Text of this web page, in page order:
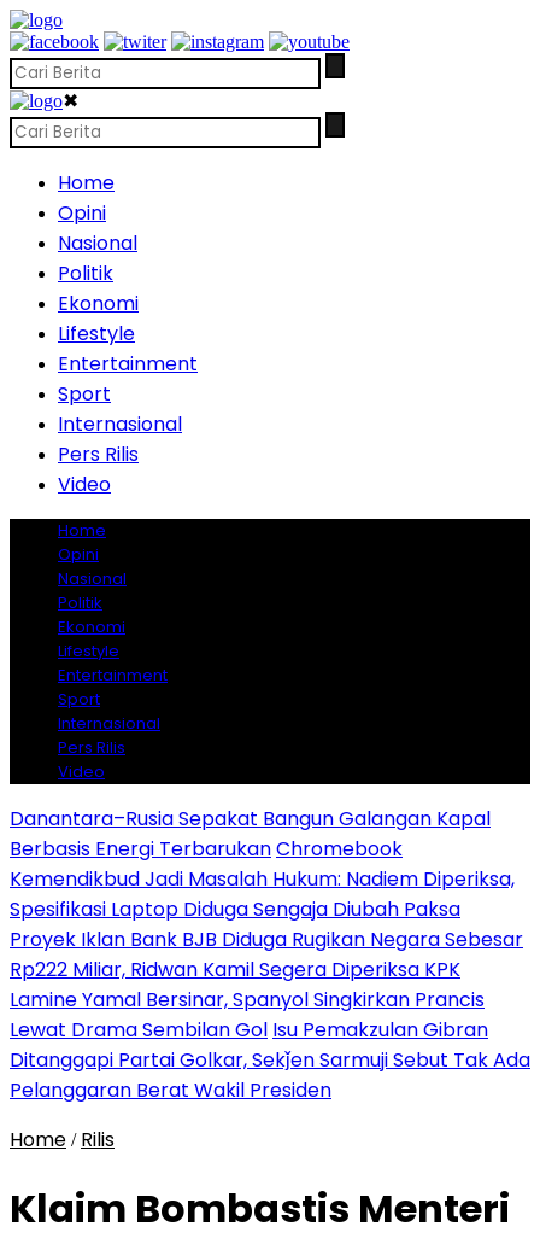
✖
Home
Opini
Nasional
Politik
Ekonomi
Lifestyle
Entertainment
Sport
Internasional
Pers Rilis
Video
Home
Opini
Nasional
Politik
Ekonomi
Lifestyle
Entertainment
Sport
Internasional
Pers Rilis
Video
Danantara–Rusia Sepakat Bangun Galangan Kapal
Berbasis Energi TerbarukanChromebook
Kemendikbud Jadi Masalah Hukum: Nadiem Diperiksa,
Spesifikasi Laptop Diduga Sengaja Diubah Paksa
Proyek Iklan Bank BJB Diduga Rugikan Negara Sebesar
Rp222 Miliar, Ridwan Kamil Segera Diperiksa KPK
Lamine Yamal Bersinar, Spanyol Singkirkan Prancis
Lewat Drama Sembilan Gol Isu Pemakzulan Gibran
Ditanggapi Partai Golkar, Sekǰen Sarmuji Sebut Tak Ada
Pelanggaran Berat Wakil Presiden
Home / Rilis
Klaim Bombastis Menteri